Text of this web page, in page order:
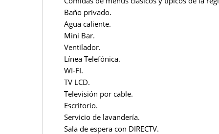
Baño privado.
Agua caliente.
Mini Bar.
Ventilador.
Línea Telefónica.
WI-FI.
TV LCD.
Televisión por cable.
Escritorio.
Servicio de lavandería.
Sala de espera con DIRECTV.